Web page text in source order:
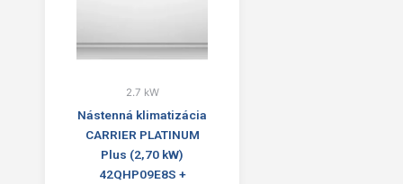
2.7 kW
Nástenná klimatizácia
CARRIER PLATINUM
Plus (2,70 kW)
42QHP09E8S +